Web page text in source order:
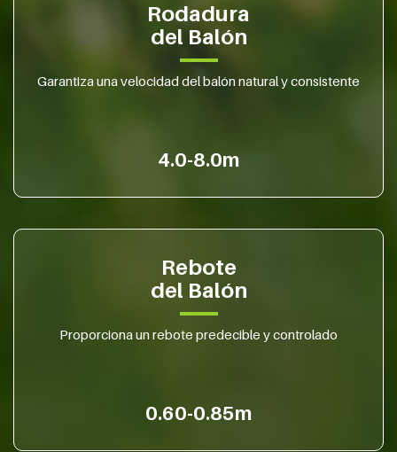
Rodadura
del Balón
Garantiza una velocidad del balón natural y consistente
4.0-8.0m
Rebote
del Balón
Proporciona un rebote predecible y controlado
0.60-0.85m